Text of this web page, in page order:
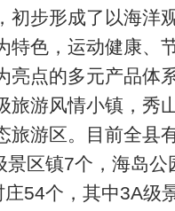
初步形成了以海洋
特色，运动健康、
亮点的多元产品体
旅游风情小镇，秀
旅游区。目前全县
景区镇7个，海岛公
庄54个，其中3A级